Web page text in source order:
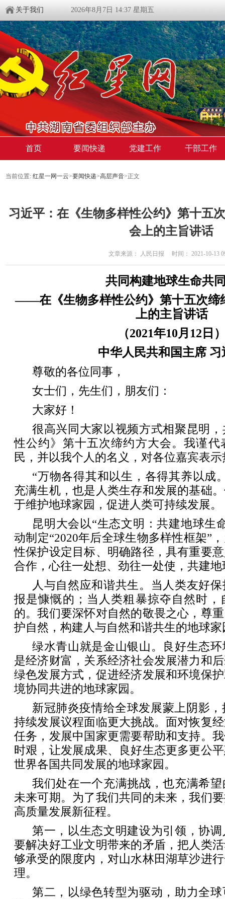
关于我们 2026年8月7日 14:37 星期五
首页 要闻快递 党建工作 干部工作
当前位置: 红星一网一云>要闻快递>高层声音>正文
习近平：在《生物多样性公约》第十五
会上的主旨讲话
文章来源： 人民日报 时间： 2021-10-13
共同构建地球生命共
——在《生物多样性公约》第十五次缔
上的主旨讲话
（2021年10月12日
中华人民共和国主席 习
尊敬的各位同事，
女士们，先生们，朋友们：
大家好！
很高兴同大家以视频方式相聚昆明
性公约》第十五次缔约方大会。我谨代
民，并以我个人的名义，对各位嘉宾表
“万物各得其和以生，各得其养以成
充满生机，也是人类生存和发展的基础
于维护地球家园，促进人类可持续发展。
昆明大会以“生态文明：共建地球生
动制定“2020年后全球生物多样性框架”
性保护设定目标、明确路径，具有重要
合作，心往一处想、劲往一处使，共建
人与自然应和谐共生。当人类友好
报是慷慨的；当人类粗暴掠夺自然时，
的。我们要深怀对自然的敬畏之心，尊
护自然，构建人与自然和谐共生的地球家
绿水青山就是金山银山。良好生态
是经济财富，关系经济社会发展潜力和
绿色发展方式，促进经济发展和环境保
境协同共进的地球家园。
新冠肺炎疫情给全球发展蒙上阴影
持续发展议程面临更大挑战。面对恢复
任务，发展中国家更需要帮助和支持。
时艰，让发展成果、良好生态更多更公
世界各国共同发展的地球家园。
我们处在一个充满挑战，也充满希
未来可期。为了我们共同的未来，我们
高质量发展新征程。
第一，以生态文明建设为引领，协
要解决好工业文明带来的矛盾，把人类
够承受的限度内，对山水林田湖草沙进
理。
第二，以绿色转型为驱动，助力全